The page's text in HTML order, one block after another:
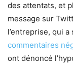
des attentats, et
message sur
l’entreprise, qui
commentaires
ont dénoncé